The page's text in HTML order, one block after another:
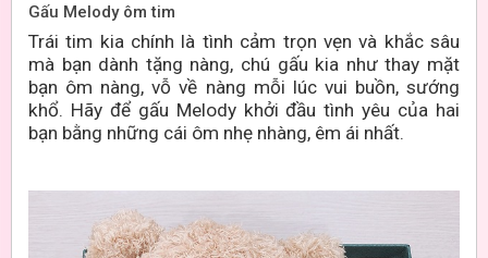
Gấu Melody ôm tim
Trái tim kia chính là tình cảm trọn vẹn và khắc sâu
mà bạn dành tặng nàng, chú gấu kia như thay mặt
bạn ôm nàng, vỗ về nàng mỗi lúc vui buồn, sướng
khổ. Hãy để gấu Melody khởi đầu tình yêu của hai
bạn bằng những cái ôm nhẹ nhàng, êm ái nhất.